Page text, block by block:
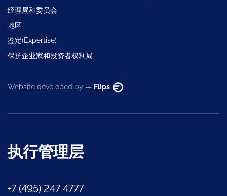
经理局和委员会
地区
鉴定(Expertise)
保护企业家和投资者权利局
Website developed by — Flips
执行管理层
+7 (495) 247 4777